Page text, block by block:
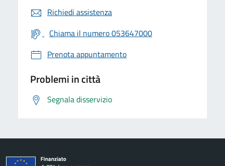
Richiedi assistenza
Chiama il numero 053647000
Prenota appuntamento
Problemi in città
Segnala disservizio